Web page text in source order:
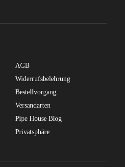
AGB
Widerrufsbelehrung
Bestellvorgang
Versandarten
Pipe House Blog
Privatsphäre